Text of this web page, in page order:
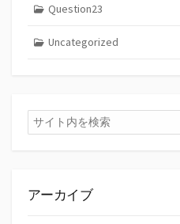
Question23
Uncategorized
検
索
アーカイブ